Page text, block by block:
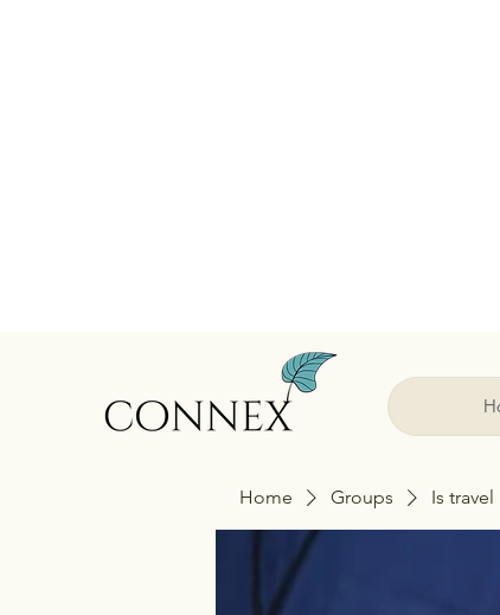
Home Groups Is